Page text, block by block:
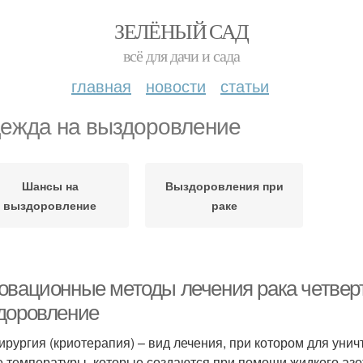
ЗЕЛЁНЫЙ САД
всё для дачи и сада
главная новости статьи
на выздоровление
Шансы на
выздоровление
Выздоровления при
раке
методы лечения рака
(криотерапия) – вид лечения, при котором для